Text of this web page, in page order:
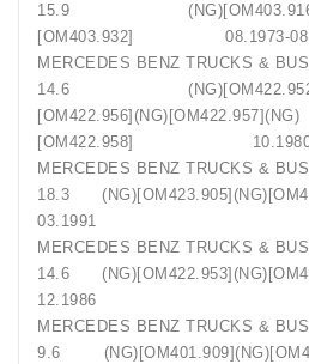
15.9
[OM403.932]
MERCEDES BENZ
14.6
[OM422.956](NG)[OM422.957](NG)
[OM422.958]
MERCEDES BENZ
18.3
03.1991
MERCEDES BENZ
14.6
12.1986
MERCEDES BENZ
9.6